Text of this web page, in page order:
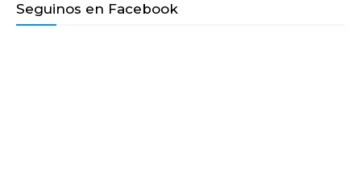
Seguinos en Facebook